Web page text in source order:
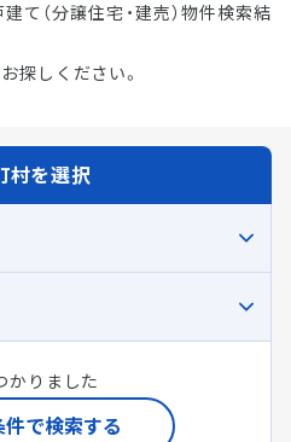
て（分譲住宅・建売）物件検索結
探しください。
村を選択
かりました
件で検索する